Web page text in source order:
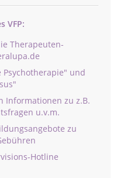
VFP:
Therapeuten-
und
Informationen zu z.B.
u.v.m.
zu
Hotline